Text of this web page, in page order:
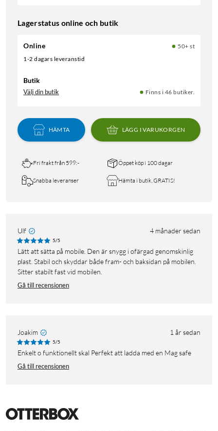
Lagerstatus online och butik
Online
50+ st
1-2 dagars leveranstid
Butik
Välj din butik Finns i 46 butiker.
HÄMTA LÄGG I VARUKORGEN
Fri frakt från 599:- Öppet köp i 100 dagar
Snabba leveranser Hämta i butik, GRATIS!
Ulf 4 månader sedan
5/5
Lätt att sätta på mobile. Den är snygg i ofärgad genomskinlig
plast. Stabil och skyddar både fram- och baksidan på mobilen.
Sitter stabilt fast vid mobilen.
Gå till recensionen
Joakim 1 år sedan
5/5
enkelt o funktionellt skal Perfekt att ladda med en Mag safe
Gå till recensionen